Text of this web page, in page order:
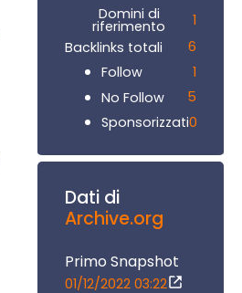
Domini di
riferimento
1
Backlinks totali
6
Follow
1
No Follow
5
Sponsorizzati0
Dati di
Archive.org
Primo Snapshot
01/12/2022 03:22